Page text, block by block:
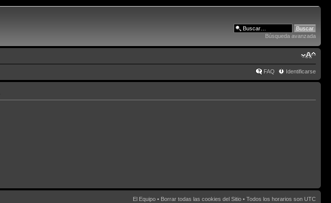
Búsqueda avanzada
FAQ Identificarse
El Equipo • Borrar todas las cookies del Sitio • Todos los horarios son UTC